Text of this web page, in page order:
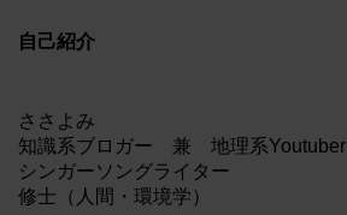
自己紹介
ささよみ
知識系ブロガー 兼 地理系Youtuber
シンガーソングライター
修士（人間・環境学）